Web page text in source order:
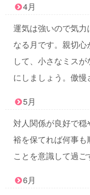
4月
運気は強いので気力
なる月です。親切
して、小さなミス
にしましょう。傲慢
5月
対人関係が良好で
裕を保てれば何事
ことを意識して過ご
6月